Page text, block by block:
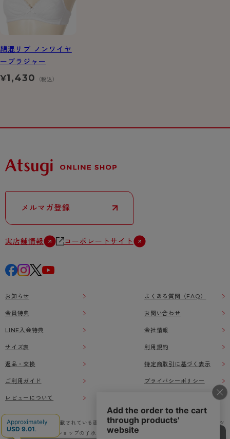
綿混リブ ノンワイヤ
ーブラジャー
¥1,430 （税込）
メルマガ登録
実店舗情報 コーポレートサイト
お知らせ
会員特典
LINE入会特典
サイズ表
返品・交換
ご利用ガイド
レビューについて
よくある質問（FAQ）
お問い合わせ
会社情報
利用規約
特定商取引に基づく表示
プライバシーポリシー
本ウェブサイト上に掲載されている画像、イラストなどの著作物の全部または一部をアツ
ギオンラインショップの了承なく無断で使用、複製することを禁じます。